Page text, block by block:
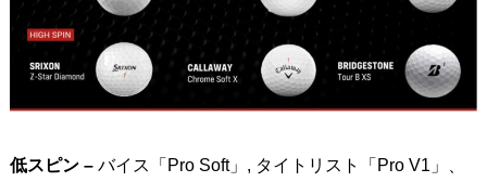
低スピン – バイス「Pro Soft」, タイトリスト「Pro V1」、